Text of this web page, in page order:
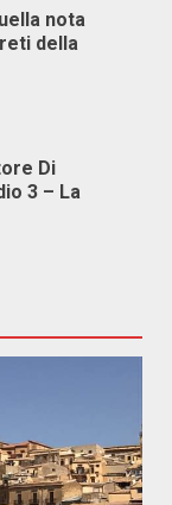
nota
della
Di
3 – La